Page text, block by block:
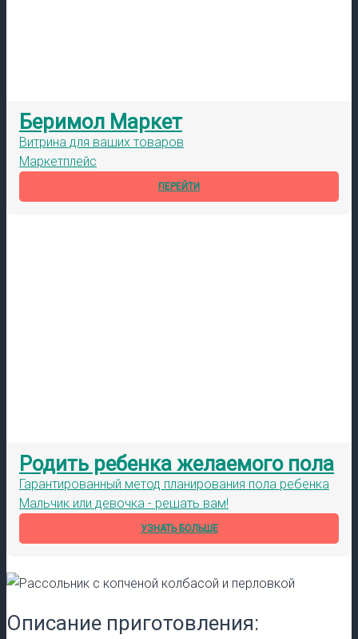
Беримол Маркет
Витрина для ваших товаров
Маркетплейс
ПЕРЕЙТИ
Родить ребенка желаемого пола
Гарантированный метод планирования пола ребенка
Мальчик или девочка - решать вам!
УЗНАТЬ БОЛЬШЕ
Описание приготовления: